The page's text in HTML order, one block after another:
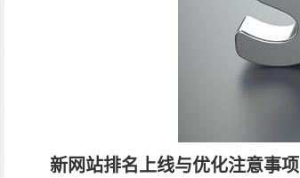
新网站排名上线与优化注意事项